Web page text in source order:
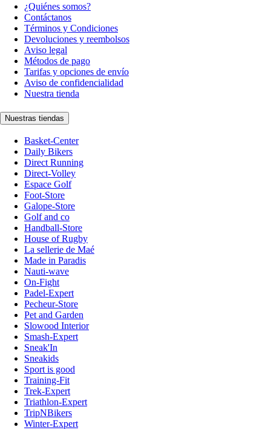
¿Quiénes somos?
Contáctanos
Términos y Condiciones
Devoluciones y reembolsos
Aviso legal
Métodos de pago
Tarifas y opciones de envío
Aviso de confidencialidad
Nuestra tienda
Nuestras tiendas
Basket-Center
Daily Bikers
Direct Running
Direct-Volley
Espace Golf
Foot-Store
Galope-Store
Golf and co
Handball-Store
House of Rugby
La sellerie de Maé
Made in Paradis
Nauti-wave
On-Fight
Padel-Expert
Pecheur-Store
Pet and Garden
Slowood Interior
Smash-Expert
Sneak'In
Sneakids
Sport is good
Training-Fit
Trek-Expert
Triathlon-Expert
TripNBikers
Winter-Expert